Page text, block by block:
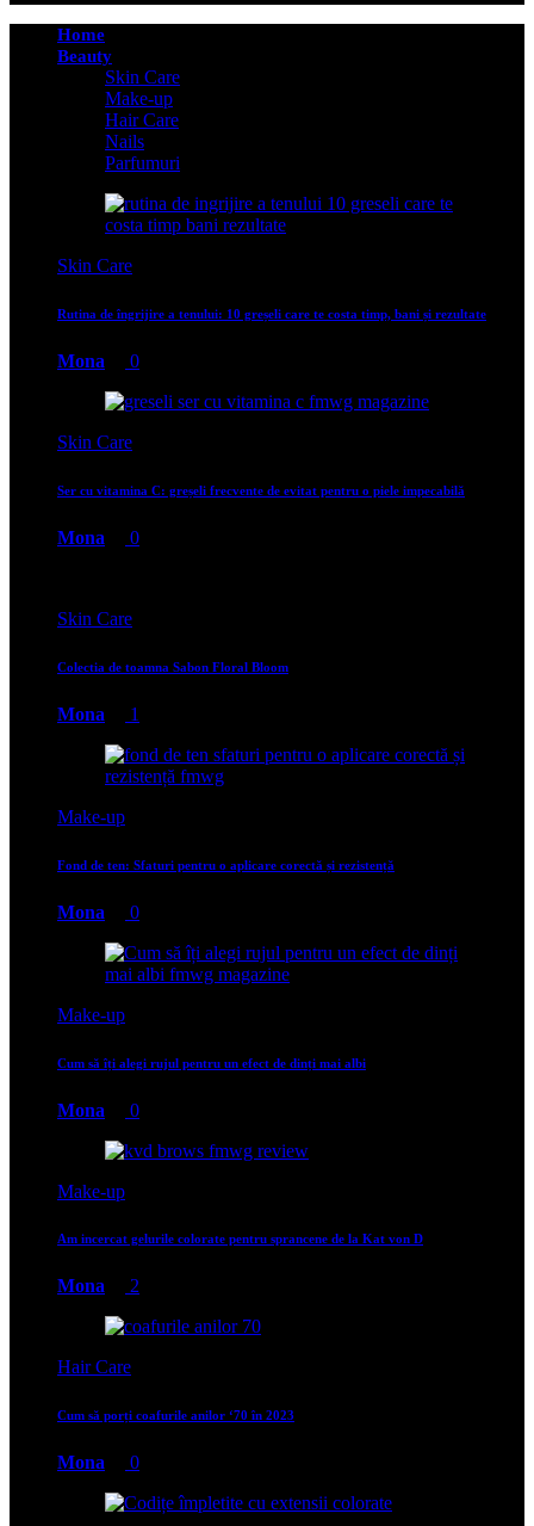
Home
Beauty
Skin Care
Make-up
Hair Care
Nails
Parfumuri
Skin Care
Rutina de îngrijire a tenului: 10 greșeli care te costa timp, bani și rezultate
Mona 0
Skin Care
Ser cu vitamina C: greșeli frecvente de evitat pentru o piele impecabilă
Mona 0
Skin Care
Colectia de toamna Sabon Floral Bloom
Mona 1
Make-up
Fond de ten: Sfaturi pentru o aplicare corectă și rezistență
Mona 0
Make-up
Cum să îți alegi rujul pentru un efect de dinți mai albi
Mona 0
Make-up
Am incercat gelurile colorate pentru sprancene de la Kat von D
Mona 2
Hair Care
Cum să porți coafurile anilor ‘70 în 2023
Mona 0